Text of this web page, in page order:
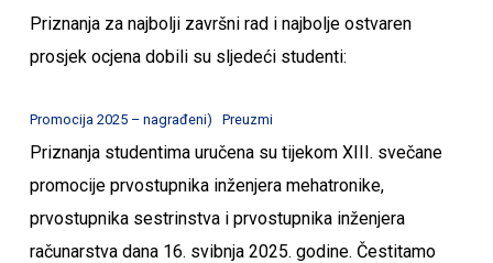
Priznanja za najbolji završni rad i najbolje ostvaren
prosjek ocjena dobili su sljedeći studenti:
Promocija 2025 – nagrađeni) Preuzmi
Priznanja studentima uručena su tijekom XIII. svečane
promocije prvostupnika inženjera mehatronike,
prvostupnika sestrinstva i prvostupnika inženjera
računarstva dana 16. svibnja 2025. godine. Čestitamo